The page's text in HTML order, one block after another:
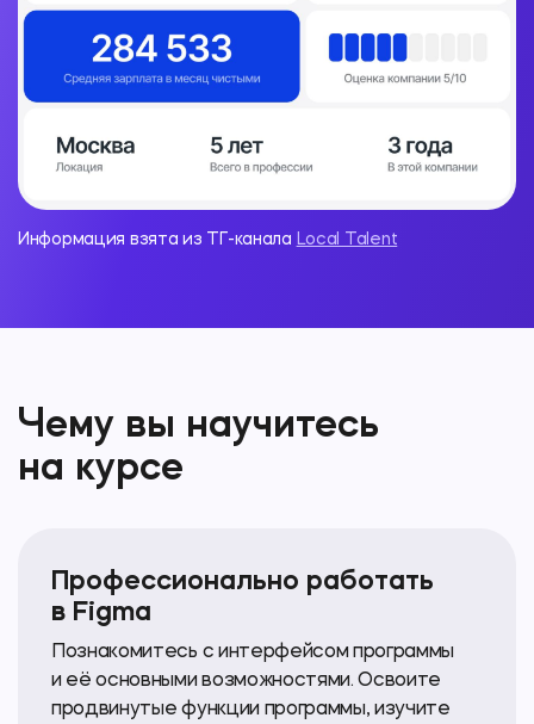
Информация взята из ТГ-канала Local Talent
Чему вы научитесь
на курсе
Профессионально работать
в Figma
Познакомитесь с интерфейсом программы
и её основными возможностями. Освоите
продвинутые функции программы, изучите